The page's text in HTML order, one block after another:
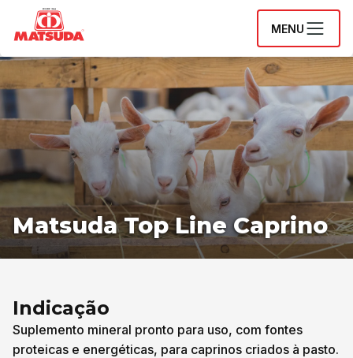
MENU
Matsuda Top Line Caprino
Indicação
Suplemento mineral pronto para uso, com fontes
proteicas e energéticas, para caprinos criados à pasto.